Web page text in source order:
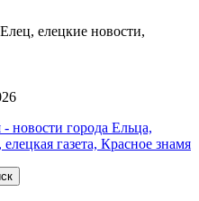
елецкие новости,
новости города Ельца,
газета, Красное знамя